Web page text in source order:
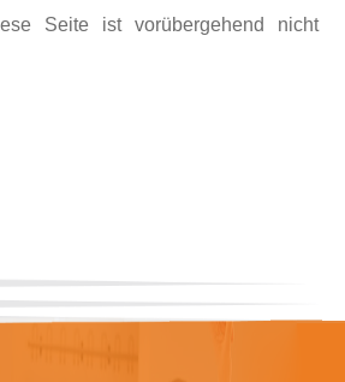
Seite ist vorübergehend nicht